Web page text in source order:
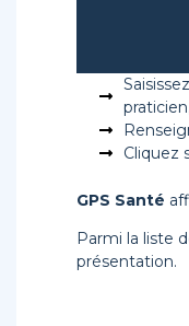
Cliquez
GPS Santé
Parmi la liste
présentation.